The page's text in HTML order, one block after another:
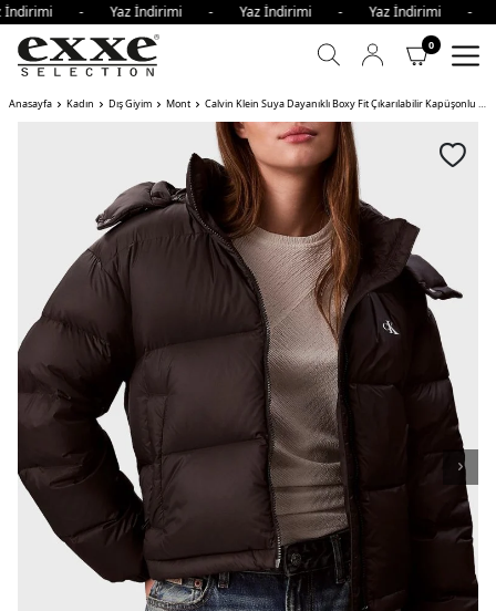
- Yaz İndirimi - Yaz İndirimi - Yaz
0
Anasayfa Kadın Dış Giyim Mont Calvin Klein Suya Dayanıklı Boxy Fit Çıkarılabilir Kapüşonlu Şişme Bayan Mont